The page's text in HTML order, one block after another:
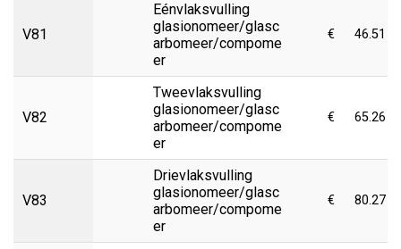
V81
Eénvlaksvulling
glasionomeer/glasc
arbomeer/compome
er
€ 46.51
V82
Tweevlaksvulling
glasionomeer/glasc
arbomeer/compome
er
€ 65.26
V83
Drievlaksvulling
glasionomeer/glasc
arbomeer/compome
er
€ 80.27